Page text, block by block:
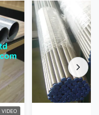
VIDEO